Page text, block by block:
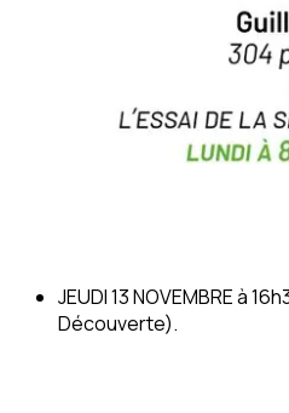
JEUDI 13 NOVEMBRE à
Découverte).